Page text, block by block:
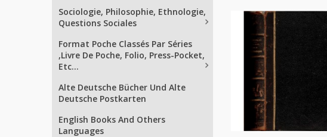
Sociologie, Philosophie, Ethnologie,
Questions Sociales
Format Poche Classés Par Séries
,Livre De Poche, Folio, Press-Pocket,
Etc...
Alte Deutsche Bücher Und Alte
Deutsche Postkarten
English Books And Others
Languages